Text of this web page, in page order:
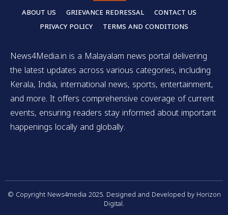
ABOUT US GRIEVANCE REDRESSAL
CONTACT US
PRIVACY POLICY
TERMS AND CONDITIONS
News4Media.in is a Malayalam news portal delivering
the latest updates across various categories, including
Kerala, India, international news, sports, entertainment,
and more. It offers comprehensive coverage of current
events, ensuring readers stay informed about important
happenings locally and globally.
© Copyright News4media 2025. Designed and Developed by Horizon
Digital.